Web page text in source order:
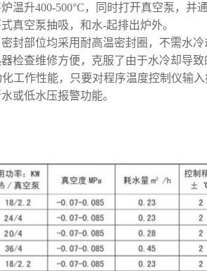
温升400-500°C，同时打开真空泵，并
真空泵抽吸，和水-起排出炉外。
封部位均采用耐高温密封圈，不需水
检查维修方便，克服了由于水冷却导
工作性能，只要对程序温度控制仪输
或低水压报警功能。